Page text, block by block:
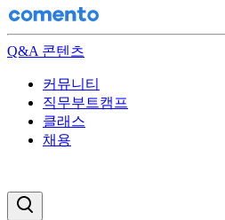
Q&A 콘텐츠
커뮤니티
직무부트캠프
클래스
채용